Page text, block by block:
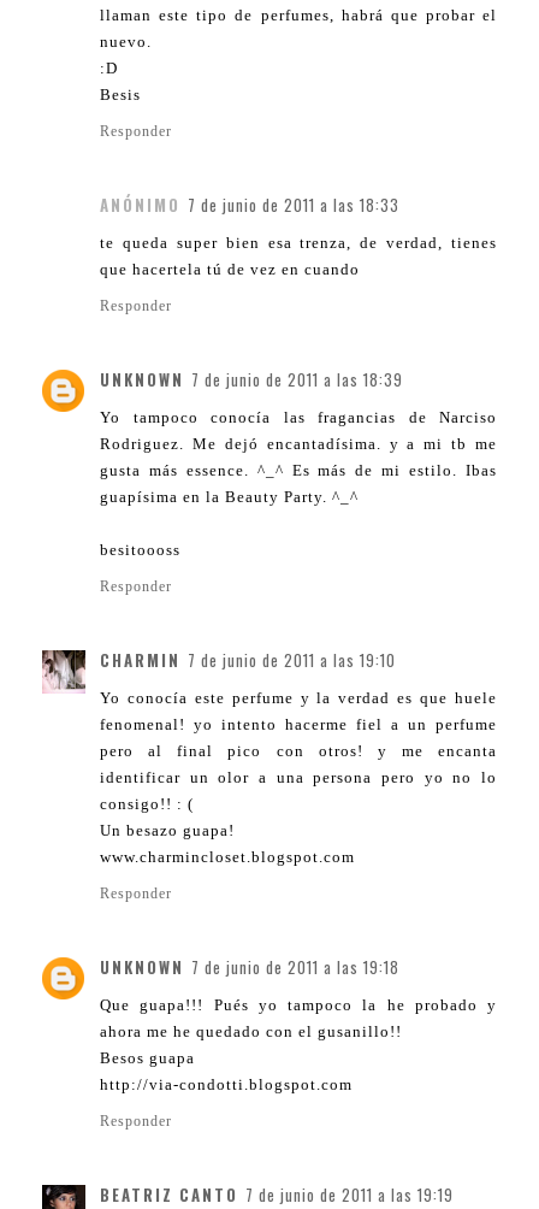
llaman este tipo de perfumes, habrá que probar el
nuevo.
:D
Besis
Responder
ANÓNIMO 7 de junio de 2011 a las 18:33
te queda super bien esa trenza, de verdad, tienes
que hacertela tú de vez en cuando
Responder
UNKNOWN 7 de junio de 2011 a las 18:39
Yo tampoco conocía las fragancias de Narciso
Rodriguez. Me dejó encantadísima. y a mi tb me
gusta más essence. ^_^ Es más de mi estilo. Ibas
guapísima en la Beauty Party. ^_^
besitoooss
Responder
CHARMIN 7 de junio de 2011 a las 19:10
Yo conocía este perfume y la verdad es que huele
fenomenal! yo intento hacerme fiel a un perfume
pero al final pico con otros! y me encanta
identificar un olor a una persona pero yo no lo
consigo!! : (
Un besazo guapa!
www.charmincloset.blogspot.com
Responder
UNKNOWN 7 de junio de 2011 a las 19:18
Que guapa!!! Pués yo tampoco la he probado y
ahora me he quedado con el gusanillo!!
Besos guapa
http://via-condotti.blogspot.com
Responder
BEATRIZ CANTO 7 de junio de 2011 a las 19:19